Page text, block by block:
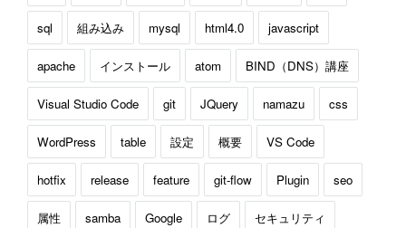
sql 組み込み mysql html4.0 javascript
apache インストール atom BIND（DNS）講座
Visual Studio Code git JQuery namazu css
WordPress table 設定 概要 VS Code
hotfix release feature git-flow Plugin seo
属性 samba Google ログ セキュリティ